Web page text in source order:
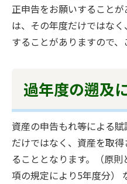
正申告をお願いすること
は、その年度だけではな
することがありますので、
過年度の遡及
資産の申告もれ等による
だけではなく、資産を取
ることとなります。（原
項の規定により5年度分）